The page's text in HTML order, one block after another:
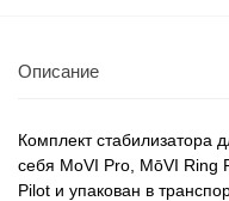
Описание
Комплект стабилизатора
себя MoVI Pro, MōVI Ring
Pilot и упакован в